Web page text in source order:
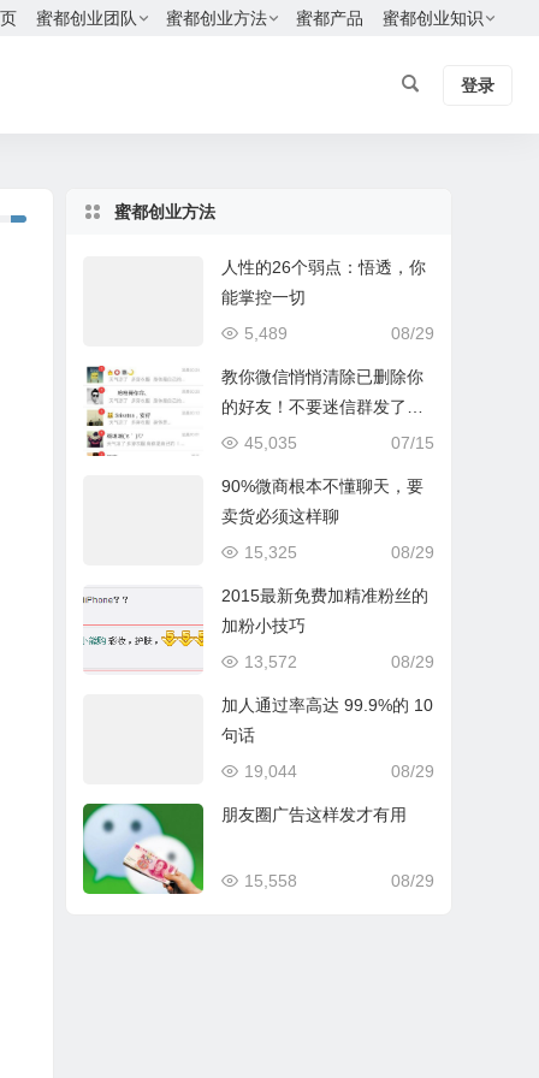
蜜都创业团队 蜜都创业方法 蜜都产品 蜜都创业知识
登录
蜜都创业方法
人性的26个弱点：悟透，你
能掌控一切
08/29
5,489
教你微信悄悄清除已删除你
的好友！不要迷信群发了，
只有我这个方法最有效 07/15
45,035
90%微商根本不懂聊天，要
卖货必须这样聊
08/29
15,325
2015最新免费加精准粉丝的
加粉小技巧
08/29
13,572
加人通过率高达 99.9%的 10
句话
08/29
19,044
朋友圈广告这样发才有用
08/29
15,558